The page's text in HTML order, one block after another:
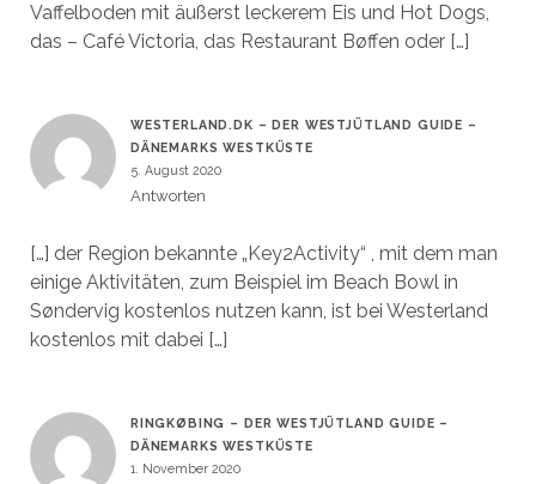
Vaffelboden mit äußerst leckerem Eis und Hot Dogs,
das – Café Victoria, das Restaurant Bøffen oder […]
WESTERLAND.DK – DER WESTJÜTLAND GUIDE –
DÄNEMARKS WESTKÜSTE
5. August 2020
Antworten
[…] der Region bekannte „Key2Activity“ , mit dem man
einige Aktivitäten, zum Beispiel im Beach Bowl in
Søndervig kostenlos nutzen kann, ist bei Westerland
kostenlos mit dabei […]
RINGKØBING – DER WESTJÜTLAND GUIDE –
DÄNEMARKS WESTKÜSTE
1. November 2020